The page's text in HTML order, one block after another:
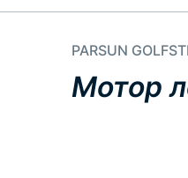
PARSUN
Мотор